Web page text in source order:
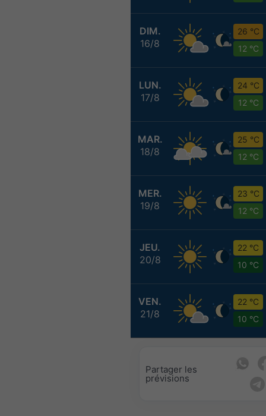
DIM.
16/8
26 °C
12 °C
LUN.
17/8
24 °C
12 °C
MAR.
18/8
25 °C
12 °C
MER.
19/8
23 °C
12 °C
JEU.
20/8
22 °C
10 °C
VEN.
21/8
22 °C
10 °C
Partager les
prévisions